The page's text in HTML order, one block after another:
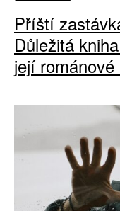
Příští
Důležitá
její